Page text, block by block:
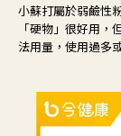
小蘇打屬於弱鹼性
「硬物」很好用
法用量，使用過多